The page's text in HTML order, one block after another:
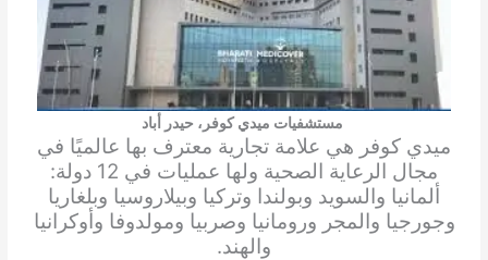
مستشفيات ميدي كوفر، حيدر أباد
ميدي كوفر هي علامة تجارية معترف بها عالميًا في
مجال الرعاية الصحية ولها عمليات في 12 دولة:
ألمانيا والسويد وبولندا وتركيا وبيلاروسيا وبلغاريا
وجورجيا والمجر ورومانيا وصربيا ومولدوفا وأوكرانيا
والهند.